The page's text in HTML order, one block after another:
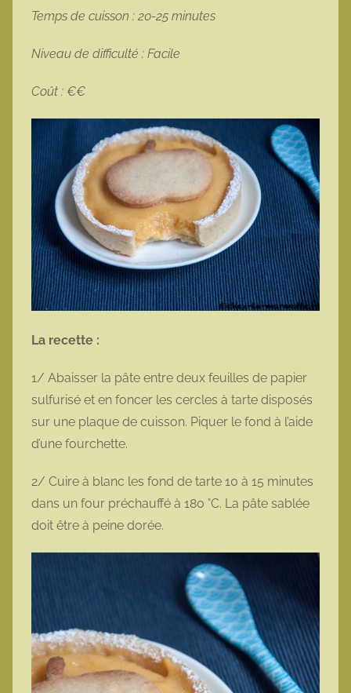
Temps de cuisson : 20-25 minutes
Niveau de difficulté : Facile
Coût : €€
La recette :
1/ Abaisser la pâte entre deux feuilles de papier
sulfurisé et en foncer les cercles à tarte disposés
sur une plaque de cuisson. Piquer le fond à l’aide
d’une fourchette.
2/ Cuire à blanc les fond de tarte 10 à 15 minutes
dans un four préchauffé à 180 °C. La pâte sablée
doit être à peine dorée.